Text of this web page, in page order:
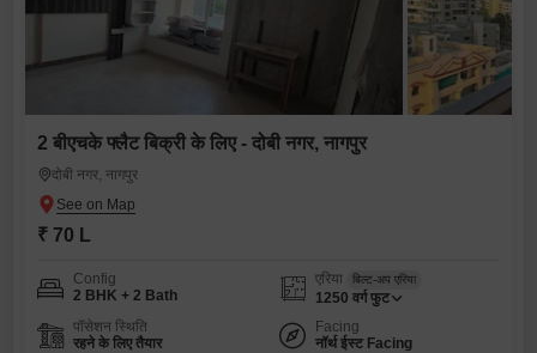
2 बीएचके फ्लैट बिक्री के लिए - दोबी नगर, नागपुर
दोबी नगर, नागपुर
₹ 70 L
Config
2 BHK + 2 Bath
एरिया बिल्ट-अप एरिया
1250 वर्ग फुट
पॉसेशन स्थिति
रहने के लिए तैयार
Facing
नॉर्थ ईस्ट Facing